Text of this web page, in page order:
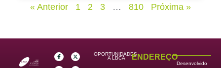
« Anterior 1 2 3 … 810 Próxima »
OPORTUNIDADES
A LBCA ENDEREÇO
Desenvolvido